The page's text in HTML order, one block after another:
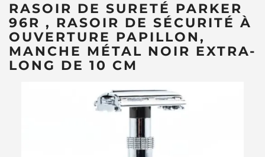
RASOIR DE SURETÉ PARKER
96R , RASOIR DE SÉCURITÉ À
OUVERTURE PAPILLON,
MANCHE MÉTAL NOIR EXTRA-
LONG DE 10 CM